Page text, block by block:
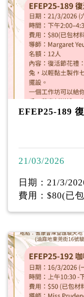
EFEP25-189
21/03/2026
日期：21/3/
費用：$80(已
配合花藝 擺設
觸三種不同的
適合。